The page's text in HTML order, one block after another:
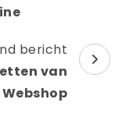
bericht
van